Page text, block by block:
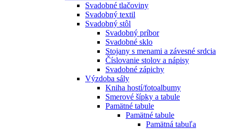
Svadobné tlačoviny
Svadobný textil
Svadobný stôl
Svadobný príbor
Svadobné sklo
Stojany s menami a závesné srdcia
Číslovanie stolov a nápisy
Svadobné zápichy
Výzdoba sály
Kniha hostí/fotoalbumy
Smerové šípky a tabule
Pamätné tabule
Pamätné tabule
Pamätná tabuľa